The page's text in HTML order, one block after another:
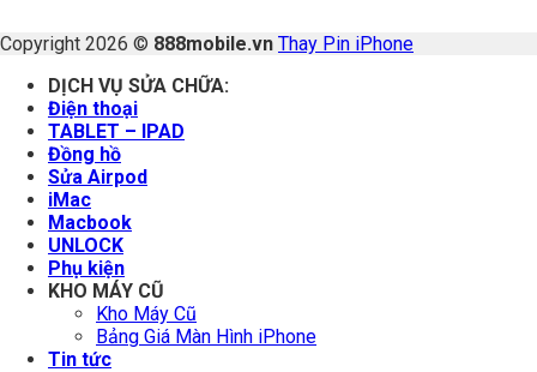
Copyright 2026 © 888mobile.vn Thay Pin iPhone
DỊCH VỤ SỬA CHỮA:
Điện thoại
TABLET – IPAD
Đồng hồ
Sửa Airpod
iMac
Macbook
UNLOCK
Phụ kiện
KHO MÁY CŨ
Kho Máy Cũ
Bảng Giá Màn Hình iPhone
Tin tức